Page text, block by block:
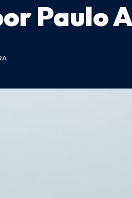
Paulo